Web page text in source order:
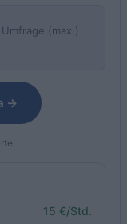
(max.)
→
15 €/Std.